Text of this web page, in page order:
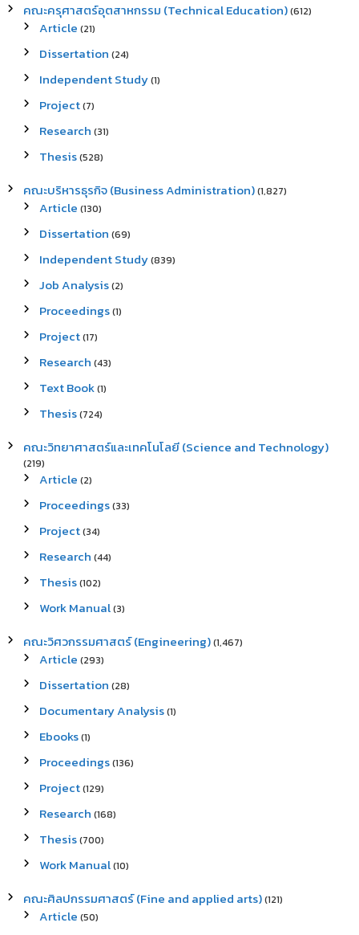
คณะครุศาสตร์อุตสาหกรรม (Technical Education)(612)
Article (21)
Dissertation (24)
Independent Study(1)
Project(7)
Research (31)
Thesis(528)
คณะบริหารธุรกิจ (Business Administration)(1,827)
Article (130)
Dissertation (69)
Independent Study(839)
Job Analysis(2)
Proceedings(1)
Project(17)
Research (43)
Text Book(1)
Thesis(724)
คณะวิทยาศาสตร์และเทคโนโลยี (Science and Technology)
(219)
Article (2)
Proceedings(33)
Project(34)
Research (44)
Thesis(102)
Work Manual(3)
คณะวิศวกรรมศาสตร์ (Engineering)(1,467)
Article (293)
Dissertation (28)
Documentary Analysis(1)
Ebooks(1)
Proceedings(136)
Project(129)
Research (168)
Thesis(700)
Work Manual(10)
คณะศิลปกรรมศาสตร์ (Fine and applied arts)(121)
Article (50)